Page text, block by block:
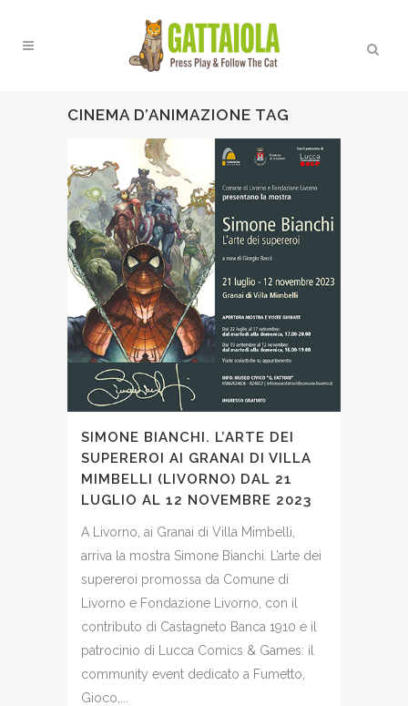
CINEMA D’ANIMAZIONE TAG
SIMONE BIANCHI. L’ARTE DEI
SUPEREROI AI GRANAI DI VILLA
MIMBELLI (LIVORNO) DAL 21
LUGLIO AL 12 NOVEMBRE 2023
A Livorno, ai Granai di Villa Mimbelli,
arriva la mostra Simone Bianchi. L’arte dei
supereroi promossa da Comune di
Livorno e Fondazione Livorno, con il
contributo di Castagneto Banca 1910 e il
patrocinio di Lucca Comics & Games: il
community event dedicato a Fumetto,
Gioco,...